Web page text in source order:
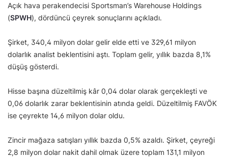
Açık hava perakendecisi Sportsman’s Warehouse Holdings
(SPWH), dördüncü çeyrek sonuçlarını açıkladı.
Şirket, 340,4 milyon dolar gelir elde etti ve 329,61 milyon
dolarlık analist beklentisini aştı. Toplam gelir, yıllık bazda 8,1%
düşüş gösterdi.
Hisse başına düzeltilmiş kâr 0,04 dolar olarak gerçekleşti ve
0,06 dolarlık zarar beklentisinin atında geldi. Düzeltilmiş FAVÖK
ise çeyrekte 14,6 milyon dolar oldu.
Zincir mağaza satışları yıllık bazda 0,5% azaldı. Şirket, çeyreği
2,8 milyon dolar nakit dahil olmak üzere toplam 131,1 milyon